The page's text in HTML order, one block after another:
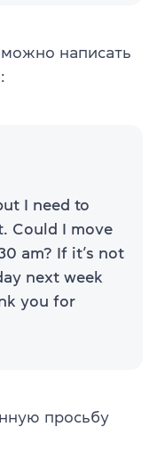
написать
I need to
Could I move
am? If it’s not
next week
you for
просьбу